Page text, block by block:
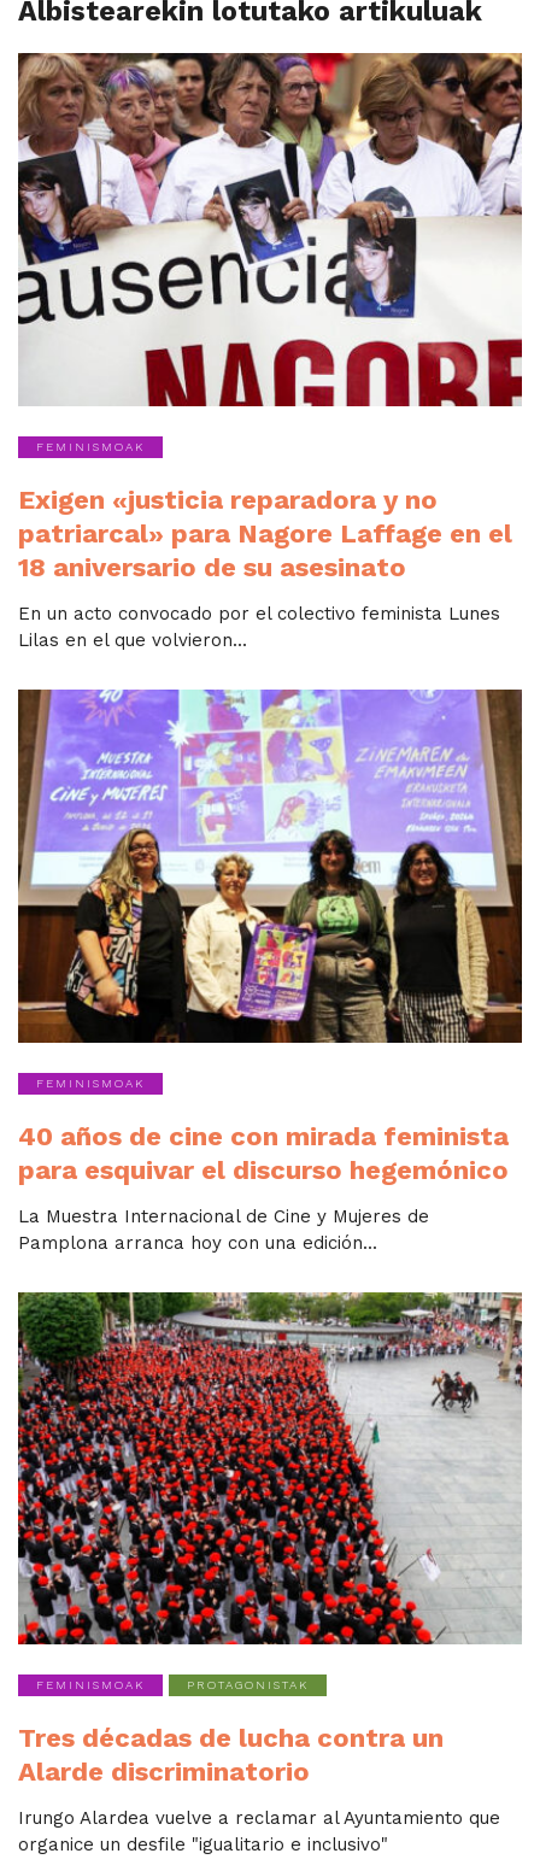
Albistearekin lotutako artikuluak
FEMINISMOAK
Exigen «justicia reparadora y no
patriarcal» para Nagore Laffage en el
18 aniversario de su asesinato
En un acto convocado por el colectivo feminista Lunes
Lilas en el que volvieron...
FEMINISMOAK
40 años de cine con mirada feminista
para esquivar el discurso hegemónico
La Muestra Internacional de Cine y Mujeres de
Pamplona arranca hoy con una edición...
FEMINISMOAK PROTAGONISTAK
Tres décadas de lucha contra un
Alarde discriminatorio
Irungo Alardea vuelve a reclamar al Ayuntamiento que
organice un desfile "igualitario e inclusivo"